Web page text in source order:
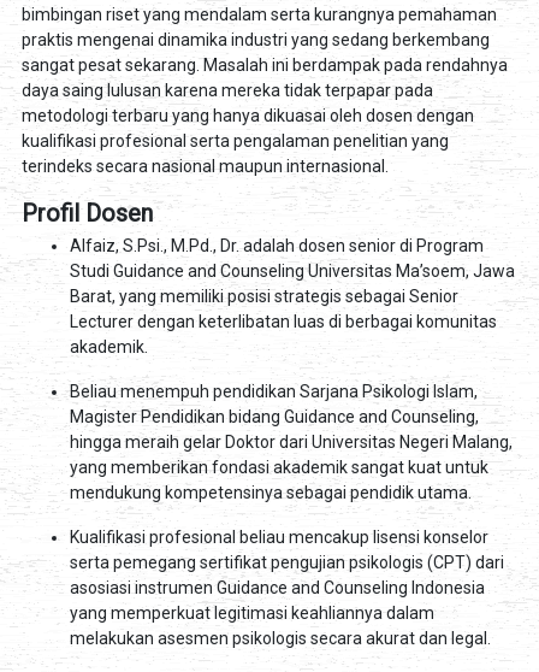
bimbingan riset yang mendalam serta kurangnya pemahaman
praktis mengenai dinamika industri yang sedang berkembang
sangat pesat sekarang. Masalah ini berdampak pada rendahnya
daya saing lulusan karena mereka tidak terpapar pada
metodologi terbaru yang hanya dikuasai oleh dosen dengan
kualifikasi profesional serta pengalaman penelitian yang
terindeks secara nasional maupun internasional.
Profil Dosen
Alfaiz, S.Psi., M.Pd., Dr. adalah dosen senior di Program
Studi Guidance and Counseling Universitas Ma’soem, Jawa
Barat, yang memiliki posisi strategis sebagai Senior
Lecturer dengan keterlibatan luas di berbagai komunitas
akademik.
Beliau menempuh pendidikan Sarjana Psikologi Islam,
Magister Pendidikan bidang Guidance and Counseling,
hingga meraih gelar Doktor dari Universitas Negeri Malang,
yang memberikan fondasi akademik sangat kuat untuk
mendukung kompetensinya sebagai pendidik utama.
Kualifikasi profesional beliau mencakup lisensi konselor
serta pemegang sertifikat pengujian psikologis (CPT) dari
asosiasi instrumen Guidance and Counseling Indonesia
yang memperkuat legitimasi keahliannya dalam
melakukan asesmen psikologis secara akurat dan legal.